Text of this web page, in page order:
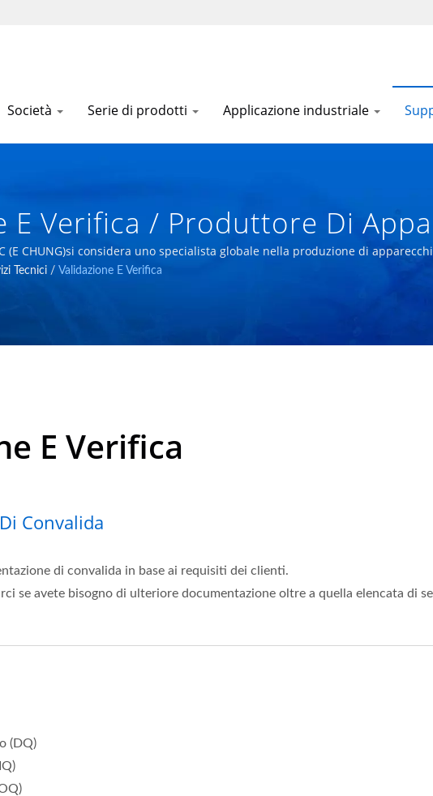
Società Serie di prodotti Applicazione industriale
E Verifica / Produttore Di
GMP PIC/S | E CHUNG
(E CHUNG)si considera uno specialista globale nella produzione di
Tecnici / Validazione E Verifica
E Verifica
Convalida
di convalida in base ai requisiti dei clienti.
se avete bisogno di ulteriore documentazione oltre a quella elencata di
(DQ)